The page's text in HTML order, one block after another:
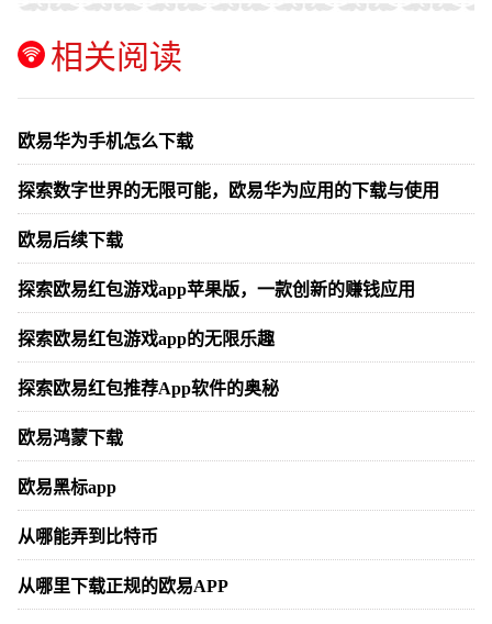
相关阅读
欧易华为手机怎么下载
探索数字世界的无限可能，欧易华为应用的下载与使用
欧易后续下载
探索欧易红包游戏app苹果版，一款创新的赚钱应用
探索欧易红包游戏app的无限乐趣
探索欧易红包推荐App软件的奥秘
欧易鸿蒙下载
欧易黑标app
从哪能弄到比特币
从哪里下载正规的欧易APP